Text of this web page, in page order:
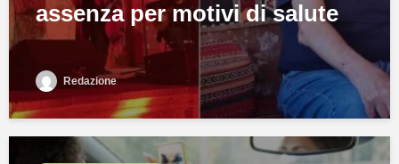
assenza per motivi di salute
Redazione